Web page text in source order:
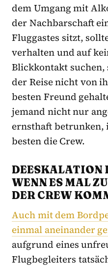
dem Umgang mit
der Nachbarschaft
Fluggastes sitzt,
verhalten und auf
Blickkontakt suchen,
der Reise nicht von
besten Freund
jemand nicht nur
ernsthaft
besten die Crew.
DEESKALATION
WENN ES MAL
DER CREW
Auch mit dem
einmal aneinander
aufgrund eines
Flugbegleiters